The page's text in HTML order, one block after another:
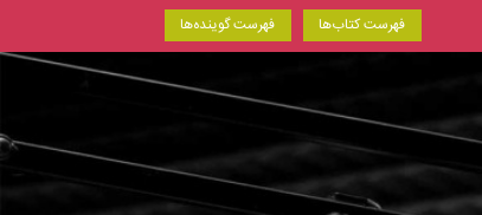
فهرست گوینده‌ها فهرست کتاب‌ها